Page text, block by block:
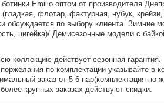
Emilio оптом от производителя
(гладкая, флотар, фактурная, нубук,
обсуждается по выбору клиента. Зимние
цигейка)/ Демисезонные модели с
коллекцию действует сезонная гарантия.
по комплектации указывайте в
заказ от 5-6 пар(комплектация по
более крупных заказах действуют скидки.